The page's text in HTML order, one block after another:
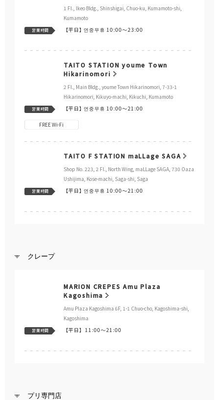
1 Fl., Ikeo Bldg., Shinshigai, Chuo-ku, Kumamoto-shi,
Kumamoto
営業時間 【平日】 연중무휴 10:00～23:00
TAITO STATION youme Town
Hikarinomori
2 Fl., Main Bldg., youme Town Hikarinomori, 7-33-1
Hikarinomori, Kikuyo-machi, Kikuchi, Kumamoto
営業時間 【平日】 연중무휴 10:00～21:00
FREE Wi-Fi
TAITO F STATION maLLage SAGA
Shop No. 223, 2 Fl., North Wing, maLLage SAGA, 730 Oaza
Ushijima, Kose-machi, Saga-shi, Saga
営業時間 【平日】 연중무휴 10:00～21:00
クレープ
MARION CREPES Amu Plaza
Kagoshima
Amu Plaza Kagoshima 6F, 1-1 Chuo-cho, Kagoshima-shi,
Kagoshima
営業時間 【平日】 11:00～21:00
プリ専門店